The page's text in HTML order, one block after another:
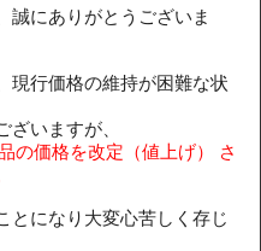
誠にありがとうございま
現行価格の維持が困難な状
いますが、
の価格を改定（値上げ） さ
とになり大変心苦しく存じ